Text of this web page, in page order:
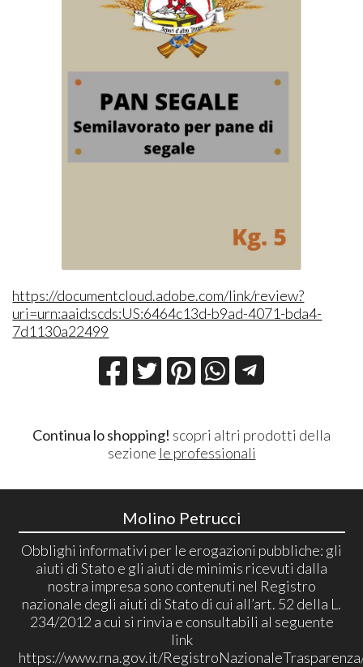
https://documentcloud.adobe.com/link/review?
uri=urn:aaid:scds:US:6464c13d-b9ad-4071-bda4-
7d1130a22499
Continua lo shopping! scopri altri prodotti della
sezione le professionali
Molino Petrucci
Obblighi informativi per le erogazioni pubbliche: gli
aiuti di Stato e gli aiuti de minimis ricevuti dalla
nostra impresa sono contenuti nel Registro
nazionale degli aiuti di Stato di cui all’art. 52 della L.
234/2012 a cui si rinvia e consultabili al seguente
link
https://www.rna.gov.it/